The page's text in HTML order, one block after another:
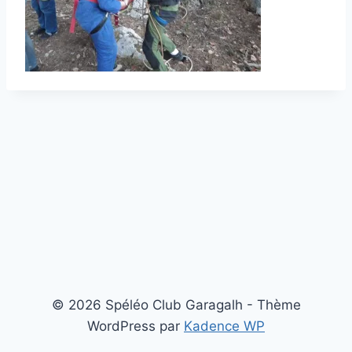
© 2026 Spéléo Club Garagalh - Thème
WordPress par Kadence WP